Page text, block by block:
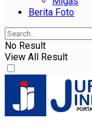
Berita Foto
No Result
View All Result